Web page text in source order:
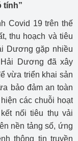
tính”
Covid 19 trên thế
thu hoạch và tiêu
Dương gặp nhiều
Dương đã xây
vừa triển khai sản
bảo đảm an toàn
các chuỗi hoạt
nối tiêu thụ vải
nền tảng số, ứng
thông tin truyền